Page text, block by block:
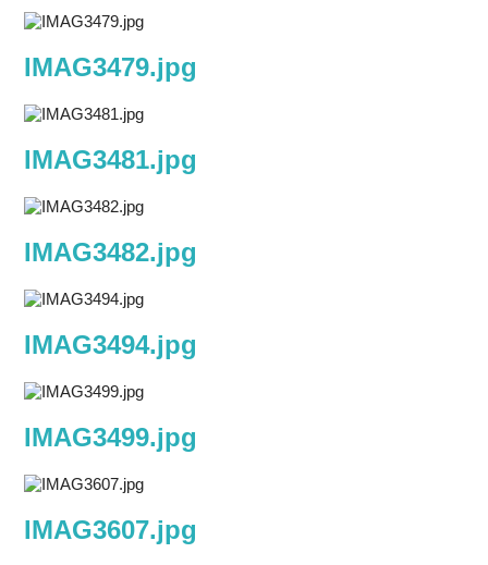
IMAG3479.jpg
IMAG3481.jpg
IMAG3482.jpg
IMAG3494.jpg
IMAG3499.jpg
IMAG3607.jpg